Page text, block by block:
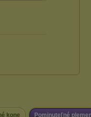
kone Pominuteľné